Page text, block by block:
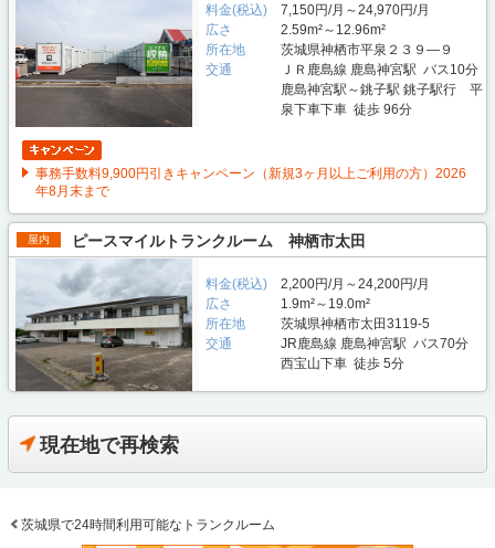
料金(税込)
7,150円/月～24,970円/月
広さ
2.59m²～12.96m²
所在地
茨城県神栖市平泉２３９—９
交通
ＪＲ鹿島線 鹿島神宮駅 バス10分
鹿島神宮駅～銚子駅 銚子駅行 平
泉下車下車 徒歩 96分
事務手数料9,900円引きキャンペーン（新規3ヶ月以上ご利用の方）2026
年8月末まで
屋内 ピースマイルトランクルーム 神栖市太田
料金(税込)
2,200円/月～24,200円/月
広さ
1.9m²～19.0m²
所在地
茨城県神栖市太田3119-5
交通
JR鹿島線 鹿島神宮駅 バス70分
西宝山下車 徒歩 5分
現在地で再検索
茨城県で24時間利用可能なトランクルーム